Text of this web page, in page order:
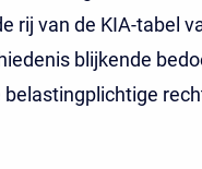
rij van de KIA-tabel
blijkende